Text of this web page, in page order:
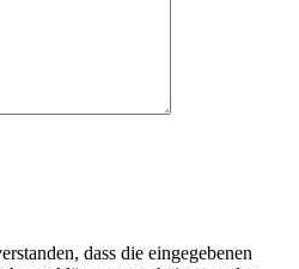
dass die eingegebenen